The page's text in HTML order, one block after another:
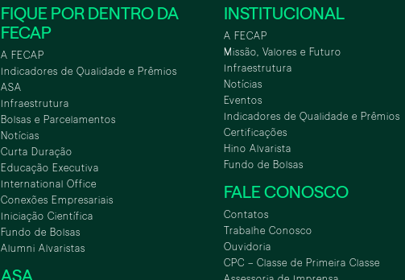
FIQUE POR DENTRO DA
FECAP
A FECAP
Indicadores de Qualidade e Prêmios
ASA
Infraestrutura
Bolsas e Parcelamentos
Notícias
Curta Duração
Educação Executiva
International Office
Conexões Empresariais
Iniciação Científica
Fundo de Bolsas
Alumni Alvaristas
ASA
INSTITUCIONAL
A FECAP
Missão, Valores e Futuro
Infraestrutura
Notícias
Eventos
Indicadores de Qualidade e Prêmios
Certificações
Hino Alvarista
Fundo de Bolsas
FALE CONOSCO
Contatos
Trabalhe Conosco
Ouvidoria
CPC – Classe de Primeira Classe